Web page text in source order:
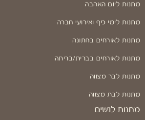
מתנות ליום האהבה
מתנות לימי כיף ואירועי חברה
מתנות לאורחים בחתונה
מתנות לאורחים בברית/בריתה
מתנות לבר מצווה
מתנות לבת מצווה
מתנות לנשים